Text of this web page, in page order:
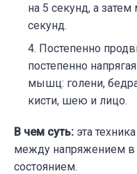
на 5 секунд, а
секунд.
Постепенно
постепенно
мышц: голени,
кисти, шею и лицо.
В чем суть: эта
между напряжением
состоянием.